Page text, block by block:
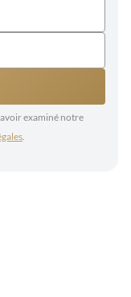
examiné notre
.